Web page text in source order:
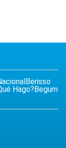
Berisso
Hago?Begum